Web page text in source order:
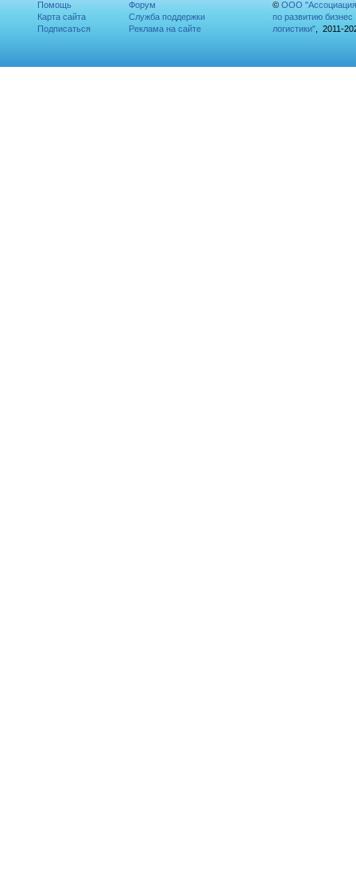
Помощь
Карта сайта
Подписаться
Форум
Служба поддержки
Реклама на сайте
© ООО "Ассоциация
по развитию бизнес
логистики", 2011-